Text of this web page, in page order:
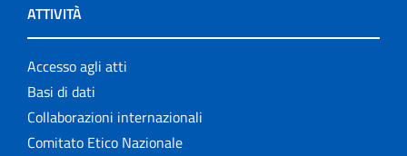
ATTIVITÀ
Accesso agli atti
Basi di dati
Collaborazioni internazionali
Comitato Etico Nazionale